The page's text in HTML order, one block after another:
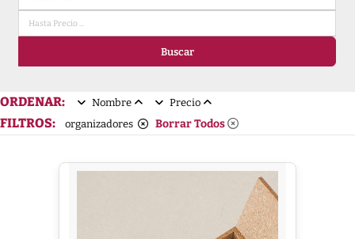
Buscar
ORDENAR: Nombre Precio
FILTROS: organizadores Borrar Todos